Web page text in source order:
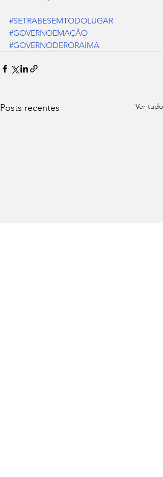
#SETRABESEMTODOLUGAR
#GOVERNOEMAÇÃO
#GOVERNODERORAIMA
Posts recentes Ver tudo